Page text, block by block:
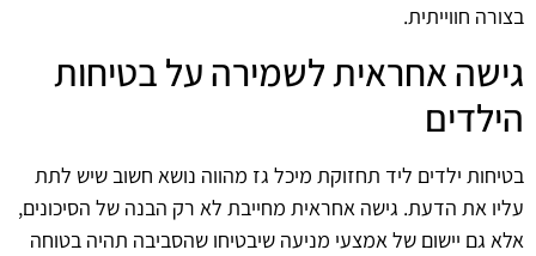
בצורה חווייתית.
גישה אחראית לשמירה על בטיחות
הילדים
בטיחות ילדים ליד תחזוקת מיכל גז מהווה נושא חשוב שיש לתת
עליו את הדעת. גישה אחראית מחייבת לא רק הבנה של הסיכונים,
אלא גם יישום של אמצעי מניעה שיבטיחו שהסביבה תהיה בטוחה